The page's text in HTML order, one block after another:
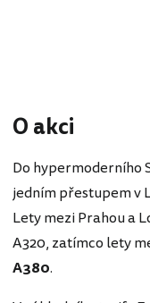
O akci
Do hypermoderního
jedním přestupem v
Lety mezi Prahou a
A320, zatímco lety
A380.